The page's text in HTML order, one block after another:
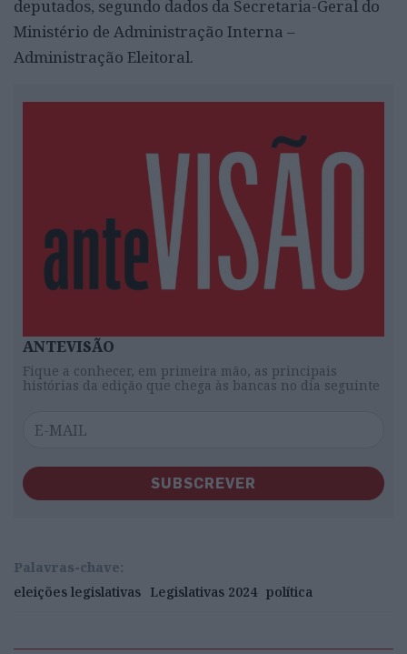
deputados, segundo dados da Secretaria-Geral do
Ministério de Administração Interna –
Administração Eleitoral.
ANTEVISÃO
Fique a conhecer, em primeira mão, as principais
histórias da edição que chega às bancas no dia seguinte
SUBSCREVER
Palavras-chave:
eleições legislativas Legislativas 2024 política